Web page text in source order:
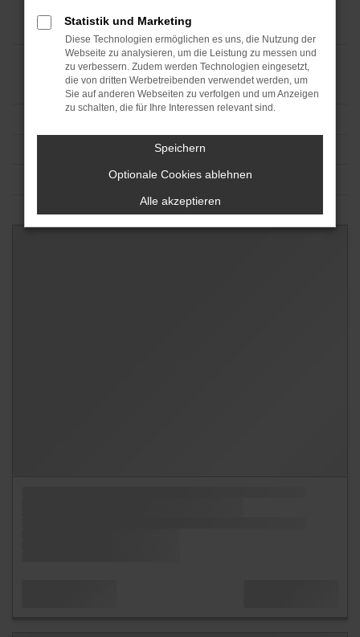
Statistik und Marketing
Diese Technologien ermöglichen es uns, die Nutzung der
Webseite zu analysieren, um die Leistung zu messen und
zu verbessern. Zudem werden Technologien eingesetzt,
die von dritten Werbetreibenden verwendet werden, um
Sie auf anderen Webseiten zu verfolgen und um Anzeigen
zu schalten, die für Ihre Interessen relevant sind.
Speichern
Optionale Cookies ablehnen
Alle akzeptieren